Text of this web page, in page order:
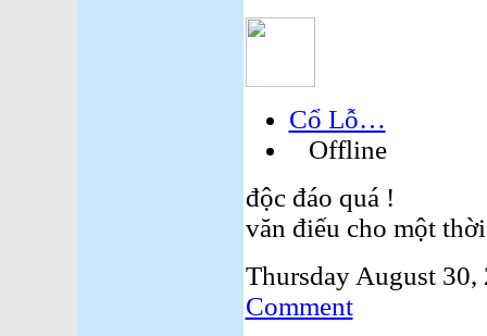
Cổ Lỗ…
Offline
độc đáo quá !
văn điếu cho một
Thursday August
Comment